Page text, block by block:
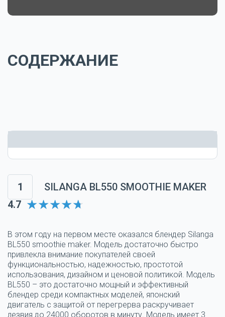
СОДЕРЖАНИЕ
1
SILANGA BL550 SMOOTHIE MAKER
4.7
В этом году на первом месте оказался блендер Silanga
BL550 smoothie maker. Модель достаточно быстро
привлекла внимание покупателей своей
функциональностью, надежностью, простотой
использования, дизайном и ценовой политикой. Модель
BL550 – это достаточно мощный и эффективный
блендер среди компактных моделей, японский
двигатель с защитой от перегрерва раскручивает
лезвия до 24000 оборотов в минуту. Модель имеет 3